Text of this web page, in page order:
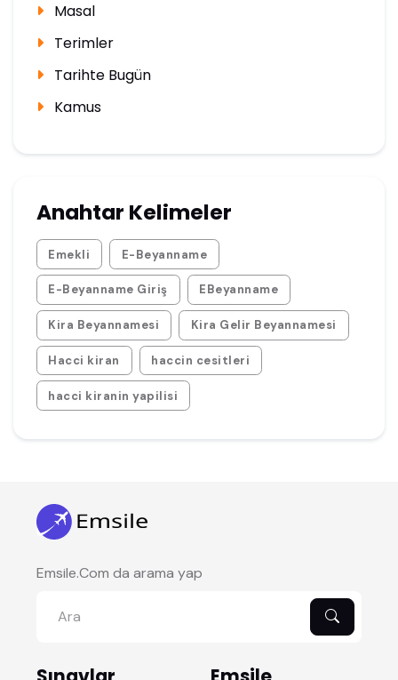
Masal
Terimler
Tarihte Bugün
Kamus
Anahtar Kelimeler
Emekli E-Beyanname
E-Beyanname Giriş EBeyanname
Kira Beyannamesi Kira Gelir Beyannamesi
Hacci kiran haccin cesitleri
hacci kiranin yapilisi
Emsile.Com da arama yap